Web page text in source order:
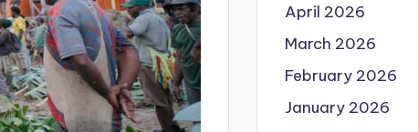
April 2026
March 2026
February 2026
January 2026